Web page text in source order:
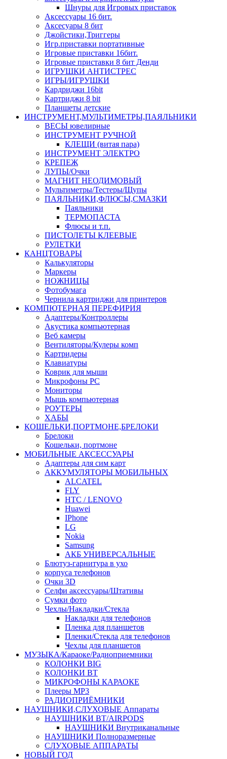
Шнуры для Игровых приставок
Аксессуары 16 бит.
Аксесуары 8 бит
Джойстики,Триггеры
Игр.приставки портативные
Игровые приставки 16бит.
Игровые приставки 8 бит Денди
ИГРУШКИ АНТИСТРЕС
ИГРЫ/ИГРУШКИ
Кардриджи 16bit
Картриджи 8 bit
Планшеты детские
ИНСТРУМЕНТ,МУЛЬТИМЕТРЫ,ПАЯЛЬНИКИ
ВЕСЫ ювелирные
ИНСТРУМЕНТ РУЧНОЙ
КЛЕЩИ (витая пара)
ИНСТРУМЕНТ ЭЛЕКТРО
КРЕПЕЖ
ЛУПЫ/Очки
МАГНИТ НЕОДИМОВЫЙ
Мультиметры/Тестеры/Щупы
ПАЯЛЬНИКИ,ФЛЮСЫ,СМАЗКИ
Паяльники
ТЕРМОПАСТА
Флюсы и т.п.
ПИСТОЛЕТЫ КЛЕЕВЫЕ
РУЛЕТКИ
КАНЦТОВАРЫ
Калькуляторы
Маркеры
НОЖНИЦЫ
Фотобумага
Чернила картриджи для принтеров
КОМПЮТЕРНАЯ ПЕРЕФИРИЯ
Адаптеры/Контроллеры
Акустика компьютерная
Веб камеры
Вентиляторы/Кулеры комп
Картридеры
Клавиатуры
Коврик для мыши
Микрофоны PC
Мониторы
Мышь компьютерная
РОУТЕРЫ
ХАБЫ
КОШЕЛЬКИ,ПОРТМОНЕ,БРЕЛОКИ
Брелоки
Кошельки, портмоне
МОБИЛЬНЫЕ АКСЕССУАРЫ
Адаптеры для сим карт
АККУМУЛЯТОРЫ МОБИЛЬНЫХ
ALCATEL
FLY
HTC / LENOVO
Huawei
IPhone
LG
Nokia
Samsung
АКБ УНИВЕРСАЛЬНЫЕ
Блютуз-гарнитура в ухо
корпуса телефонов
Очки 3D
Селфи аксессуары/Штативы
Сумки фото
Чехлы/Накладки/Стекла
Накладки для телефонов
Пленка для планшетов
Пленки/Стекла для телефонов
Чехлы для планшетов
МУЗЫКА/Караоке/Радиоприемники
КОЛОНКИ BIG
КОЛОНКИ BT
МИКРОФОНЫ КАРАОКЕ
Плееры MP3
РАДИОПРИЁМНИКИ
НАУШНИКИ,СЛУХОВЫЕ Аппараты
НАУШНИКИ BT/AIRPODS
НАУШНИКИ Внутриканальные
НАУШНИКИ Полноразмерные
СЛУХОВЫЕ АППАРАТЫ
НОВЫЙ ГОД